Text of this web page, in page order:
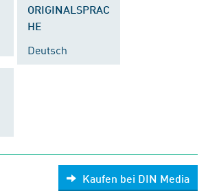
ORIGINALSPRAC
HE
Deutsch
Kaufen bei DIN Media